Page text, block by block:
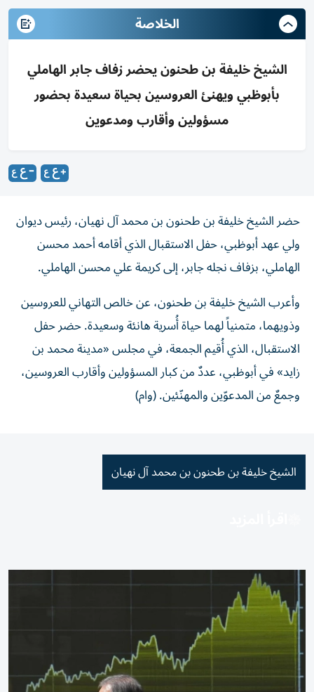
الخلاصة
الشيخ خليفة بن طحنون يحضر زفاف جابر الهاملي
بأبوظبي ويهنئ العروسين بحياة سعيدة بحضور
مسؤولين وأقارب ومدعوين
حضر الشيخ خليفة بن طحنون بن محمد آل نهيان، رئيس ديوان
ولي عهد أبوظبي، حفل الاستقبال الذي أقامه أحمد محسن
الهاملي، بزفاف نجله جابر، إلى كريمة علي محسن الهاملي.
وأعرب الشيخ خليفة بن طحنون، عن خالص التهاني للعروسين
وذويهما، متمنياً لهما حياة أُسرية هانئة وسعيدة. حضر حفل
الاستقبال، الذي أُقيم الجمعة، في مجلس «مدينة محمد بن
زايد» في أبوظبي، عددٌ من كبار المسؤولين وأقارب العروسين،
وجمعٌ من المدعوّين والمهنّئين. (وام)
الشيخ خليفة بن طحنون بن محمد آل نهيان